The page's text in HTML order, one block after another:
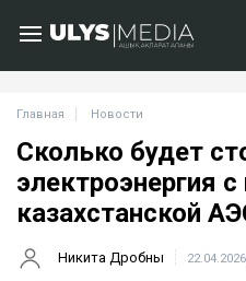
Главная Новости
Сколько будет
электроэнергия с
казахстанской
Никита Дробны